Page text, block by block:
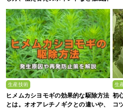
生産技術
ヒメムカシヨモギの効果的な駆除方法
とは。オオアレチノギクとの違いや、
生
初
コ